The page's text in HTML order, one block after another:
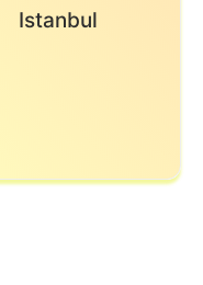
Istanbul